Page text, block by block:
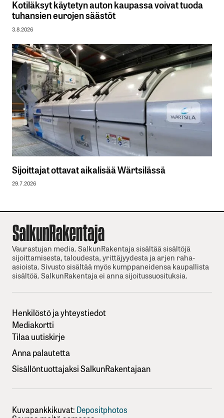
Kotiläksyt käytetyn auton kaupassa voivat tuoda
tuhansien eurojen säästöt
3.8.2026
Sijoittajat ottavat aikalisää Wärtsilässä
29.7.2026
Vaurastujan media. SalkunRakentaja sisältää sisältöjä
sijoittamisesta, taloudesta, yrittäjyydesta ja arjen raha-
asioista. Sivusto sisältää myös kumppaneidensa kaupallista
sisältöä. SalkunRakentaja ei anna sijoitussuosituksia.
Henkilöstö ja yhteystiedot
Mediakortti
Tilaa uutiskirje
Anna palautetta
Sisällöntuottajaksi SalkunRakentajaan
Kuvapankkikuvat: Depositphotos